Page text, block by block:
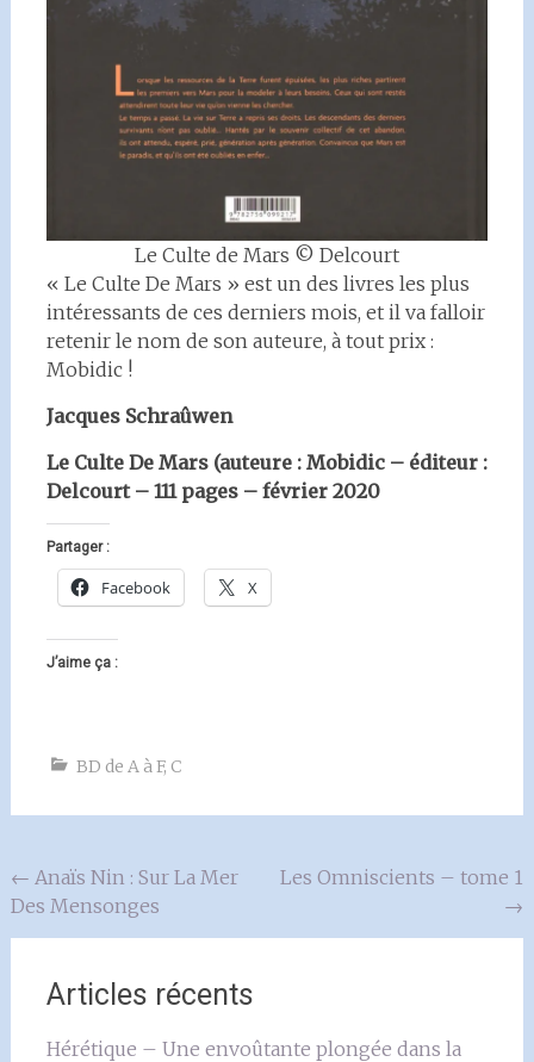
Le Culte de Mars © Delcourt
« Le Culte De Mars » est un des livres les plus
intéressants de ces derniers mois, et il va falloir
retenir le nom de son auteure, à tout prix :
Mobidic !
Jacques Schraûwen
Le Culte De Mars (auteure : Mobidic – éditeur :
Delcourt – 111 pages – février 2020
Partager :
Facebook X
J’aime ça :
BD de A à F, C
Navigation
de
← Anaïs Nin : Sur La Mer
Des Mensonges
Les Omniscients – tome 1
→
Articles récents
Hérétique – Une envoûtante plongée dans la